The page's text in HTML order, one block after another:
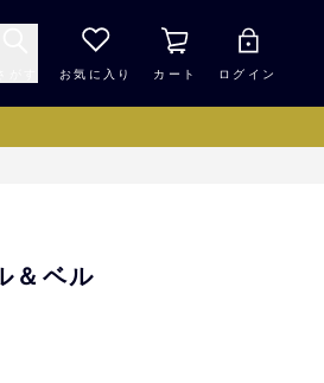
ローズ☆ポンタ
お気に入り カート ログイン
＆ベル